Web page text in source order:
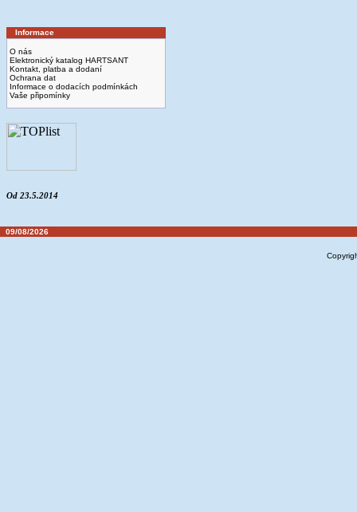
Informace
O nás
Elektronický katalog HARTSANT
Kontakt, platba a dodaní
Ochrana dat
Informace o dodacích podmínkách
Vaše připomínky
Od 23.5.2014
09/08/2026